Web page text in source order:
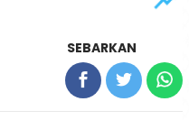
SEBARKAN